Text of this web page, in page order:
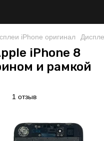
iPhone оригинал
iPhone 8
и рамкой
1 отзыв